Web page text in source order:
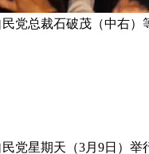
党总裁石破茂（中右
党星期天（3月9日）